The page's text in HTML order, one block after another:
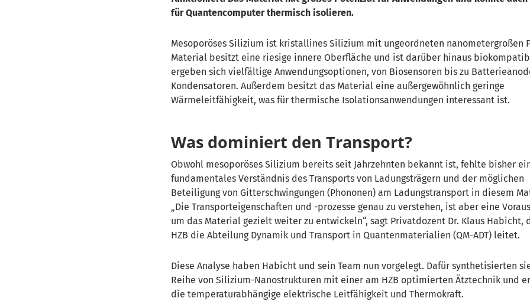
für Quantencomputer thermisch isolieren.
Mesoporöses Silizium ist kristallines Silizium mit ungeordneten nanometergroßen
Material besitzt eine riesige innere Oberfläche und ist darüber hinaus
ergeben sich vielfältige Anwendungsoptionen, von Biosensoren bis zu
Kondensatoren. Außerdem besitzt das Material eine außergewöhnlich geringe
Wärmeleitfähigkeit, was für thermische Isolationsanwendungen interessant ist.
Was dominiert den Transport?
Obwohl mesoporöses Silizium bereits seit Jahrzehnten bekannt ist, fehlte bisher
fundamentales Verständnis des Transports von Ladungsträgern und der möglichen
Beteiligung von Gitterschwingungen (Phononen) am Ladungstransport in diesem
Die Transporteigenschaften und -prozesse genau zu verstehen, ist aber eine
um das Material gezielt weiter zu entwickeln“, sagt Privatdozent Dr. Klaus Habicht,
HZB die Abteilung Dynamik und Transport in Quantenmaterialien (QM-ADT) leitet.
Diese Analyse haben Habicht und sein Team nun vorgelegt. Dafür synthetisierten
Reihe von Silizium-Nanostrukturen mit einer am HZB optimierten Ätztechnik und
die temperaturabhängige elektrische Leitfähigkeit und Thermokraft.